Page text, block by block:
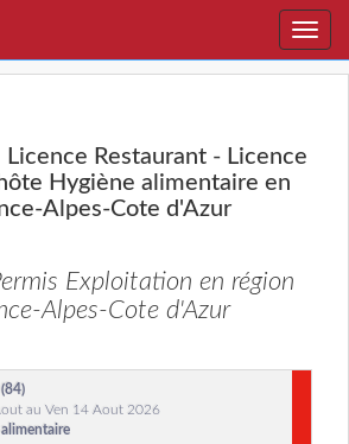
Toggle
Licence Restaurant - Licence
Hygiène alimentaire en
Alpes-Cote d'Azur
Exploitation en région
Alpes-Cote d'Azur
au Ven 14 Aout 2026
alimentaire